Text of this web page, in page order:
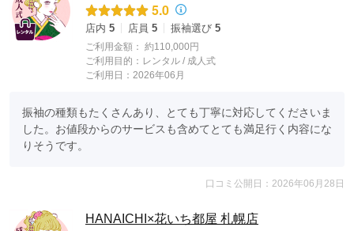
5.0
店内 5 店員 5 振袖選び 5
ご利用金額： 約110,000円
ご利用目的： レンタル / 成人式
ご利用日：2026年06月
振袖の種類もたくさんあり、とても丁寧に対応してくださいま
した。お値段からのサービスも含めてとても満足行く内容にな
りそうです。
口コミ公開日：2026年06月28日
HANAICHI×花いち都屋 札幌店